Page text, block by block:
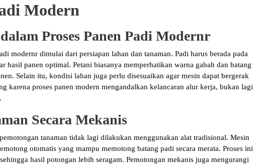
Modern
Proses Panen Padi Modernr
modernr dimulai dari persiapan lahan dan tanaman. Padi harus berada pada
hasil panen optimal. Petani biasanya memperhatikan warna gabah dan batang
Selain itu, kondisi lahan juga perlu disesuaikan agar mesin dapat bergerak
karena proses panen modern mengandalkan kelancaran alur kerja, bukan lagi
Secara Mekanis
tanaman tidak lagi dilakukan menggunakan alat tradisional. Mesin
otomatis yang mampu memotong batang padi secara merata. Proses ini
hasil potongan lebih seragam. Pemotongan mekanis juga mengurangi